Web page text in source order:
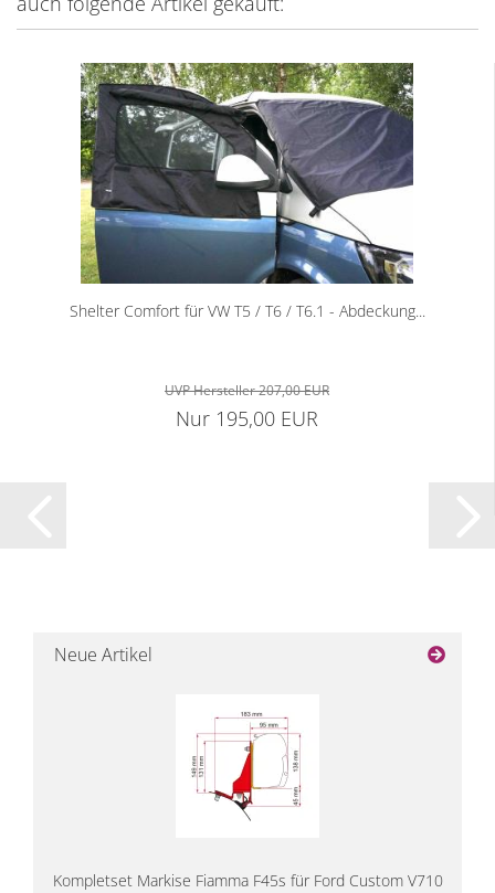
Shelter Comfort für VW T5 / T6 / T6.1 - Abdeckung...
UVP Hersteller 207,00 EUR
Nur 195,00 EUR
Neue Artikel
Kompletset Markise Fiamma F45s für Ford Custom V710